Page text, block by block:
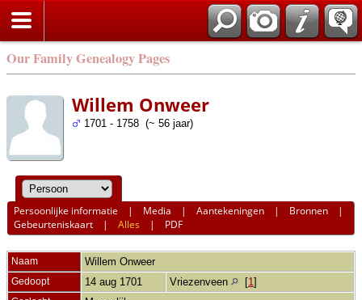
Our Family Genealogy Pages
Willem Onweer
1701 - 1758 (~ 56 jaar)
Persoonlijke informatie | Media |Aantekeningen | Bronnen |
Gebeurteniskaart |Alles | PDF
Naam Willem Onweer
Gedoopt 14 aug 1701 Vriezenveen [1 ]